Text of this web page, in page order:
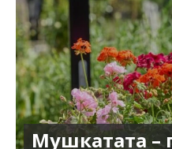
Мушкатата –